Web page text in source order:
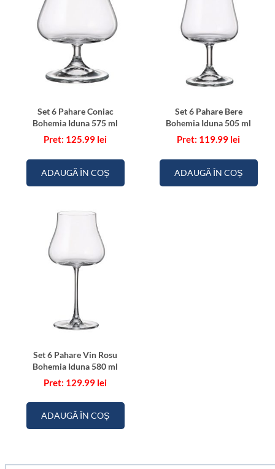
Set 6 Pahare Coniac
Bohemia Iduna 575 ml
125.99 lei
ADAUGĂ ÎN COȘ
Set 6 Pahare Bere
Bohemia Iduna 505 ml
119.99 lei
ADAUGĂ ÎN COȘ
Set 6 Pahare Vin Rosu
Bohemia Iduna 580 ml
129.99 lei
ADAUGĂ ÎN COȘ